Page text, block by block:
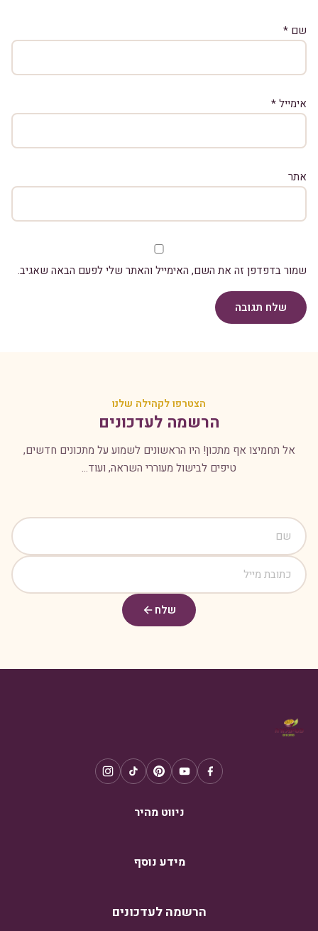
שם *
אימייל*
אתר
שמור בדפדפן זה את השם, האימייל והאתר שלי לפעם הבאה שאגיב.
שלח תגובה
הצטרפו לקהילה שלנו
הרשמה לעדכונים
אל תחמיצו אף מתכון! היו הראשונים לשמוע על מתכונים חדשים,
טיפים לבישול מעוררי השראה, ועוד...
שלח
ניווט מהיר
מידע נוסף
הרשמה לעדכונים